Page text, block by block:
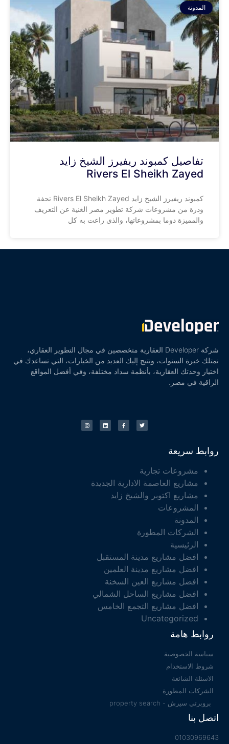
المدونة
تفاصيل كمبوند ريفيرز الشيخ زايد
Rivers El Sheikh Zayed
كمبوند ريفيرز الشيخ زايد Rivers El Sheikh Zayed تحفة
ودرة من مشروعات شركة تطوير مصر الغنية عن التعريف
والمميزة دوما بمشروعاتها، والذي راعت به كل
شركة Developer العقارية متخصصين في مجال التطوير العقاري،
نمتلك خبرة السنوات، ونتيح إليك العديد من الخيارات، التي تساعدك في
اختيار وحدتك العقارية، بأنظمة سداد مختلفة، وفي أفضل المواقع
الراقية في مصر.
روابط سريعة
مشروعات تجارية
مشاريع العاصمة الادارية الجديدة
مشاريع اكتوبر والشيخ زايد
المشروعات
المدونة
الشركات المطورة
الرئيسية
افضل مشاريع مدينة المستقبل
افضل مشاريع مدينة العلمين
افضل مشاريع العين السخنة
افضل مشاريع الساحل الشمالي
افضل مشاريع التجمع الخامس
Uncategorized
روابط هامة
سياسة الخصوصية
شروط الاستخدام
الاسئلة الشائعة
الشركات المطورة
بروبرتي سيرش - property search
اتصل بنا
01030969643